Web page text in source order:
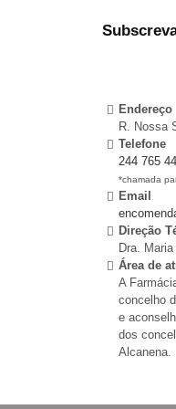
Endereço
R. Nossa
Telefone
244 765
*chamada
Email
Direção
Dra.
Área de
A
concelho
e
dos
Alcanena.